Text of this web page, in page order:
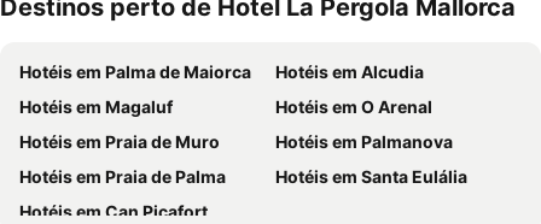
Destinos perto de Hotel La Pergola Mallorca
Hotéis em Palma de Maiorca
Hotéis em Alcudia
Hotéis em Magaluf
Hotéis em O Arenal
Hotéis em Praia de Muro
Hotéis em Palmanova
Hotéis em Praia de Palma
Hotéis em Santa Eulália
Hotéis em Can Picafort